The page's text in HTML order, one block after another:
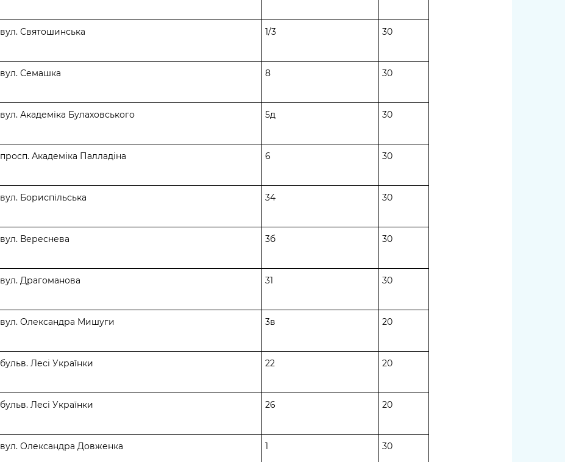
вул. Святошинська 1/3 30
вул. Семашка 8 30
вул. Академіка Булаховського 5д 30
просп. Академіка Палладіна 6 30
вул. Бориспільська 34 30
вул. Вереснева 3б 30
вул. Драгоманова 31 30
вул. Олександра Мишуги 3в 20
бульв. Лесі Українки 22 20
бульв. Лесі Українки 26 20
вул. Олександра Довженка 1 30